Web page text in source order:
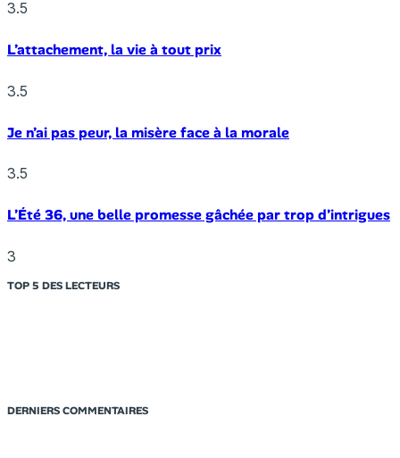
3.5
L’attachement, la vie à tout prix
3.5
Je n’ai pas peur, la misère face à la morale
3.5
L’Été 36, une belle promesse gâchée par trop d’intrigues
3
TOP 5 DES LECTEURS
DERNIERS COMMENTAIRES